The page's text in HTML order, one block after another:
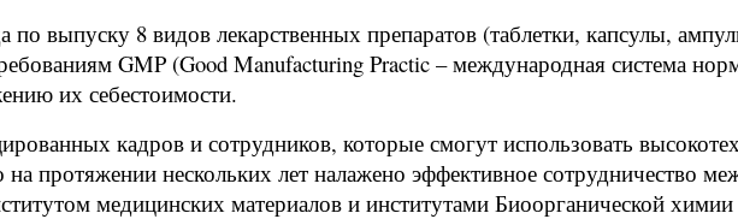
по выпуску 8 видов лекарственных препаратов (таблетки, капсулы,
GMP (Good Manufacturing Practic – международная система
их себестоимости.
кадров и сотрудников, которые смогут использовать
протяжении нескольких лет налажено эффективное сотрудничество
медицинских материалов и институтами Биоорганической